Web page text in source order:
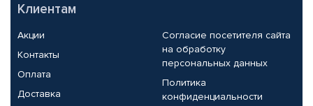
Клиентам
Акции
Контакты
Оплата
Доставка
Согласие посетителя сайта
на обработку
персональных данных
Политика
конфиденциальности